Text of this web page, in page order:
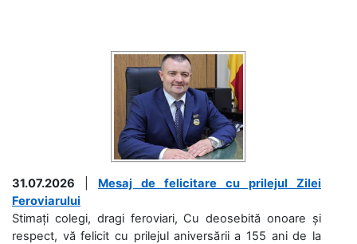
31.07.2026
Mesaj de felicitare cu prilejul Zilei
Feroviarului
Stimați colegi, dragi feroviari, Cu deosebită onoare și
respect, vă felicit cu prilejul aniversării a 155 ani de la